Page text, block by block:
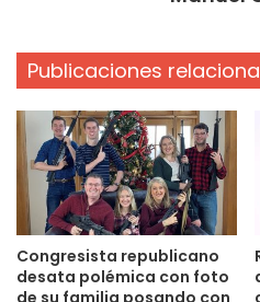
Publicaciones
Congresista republicano
desata polémica con foto
de su familia posando con